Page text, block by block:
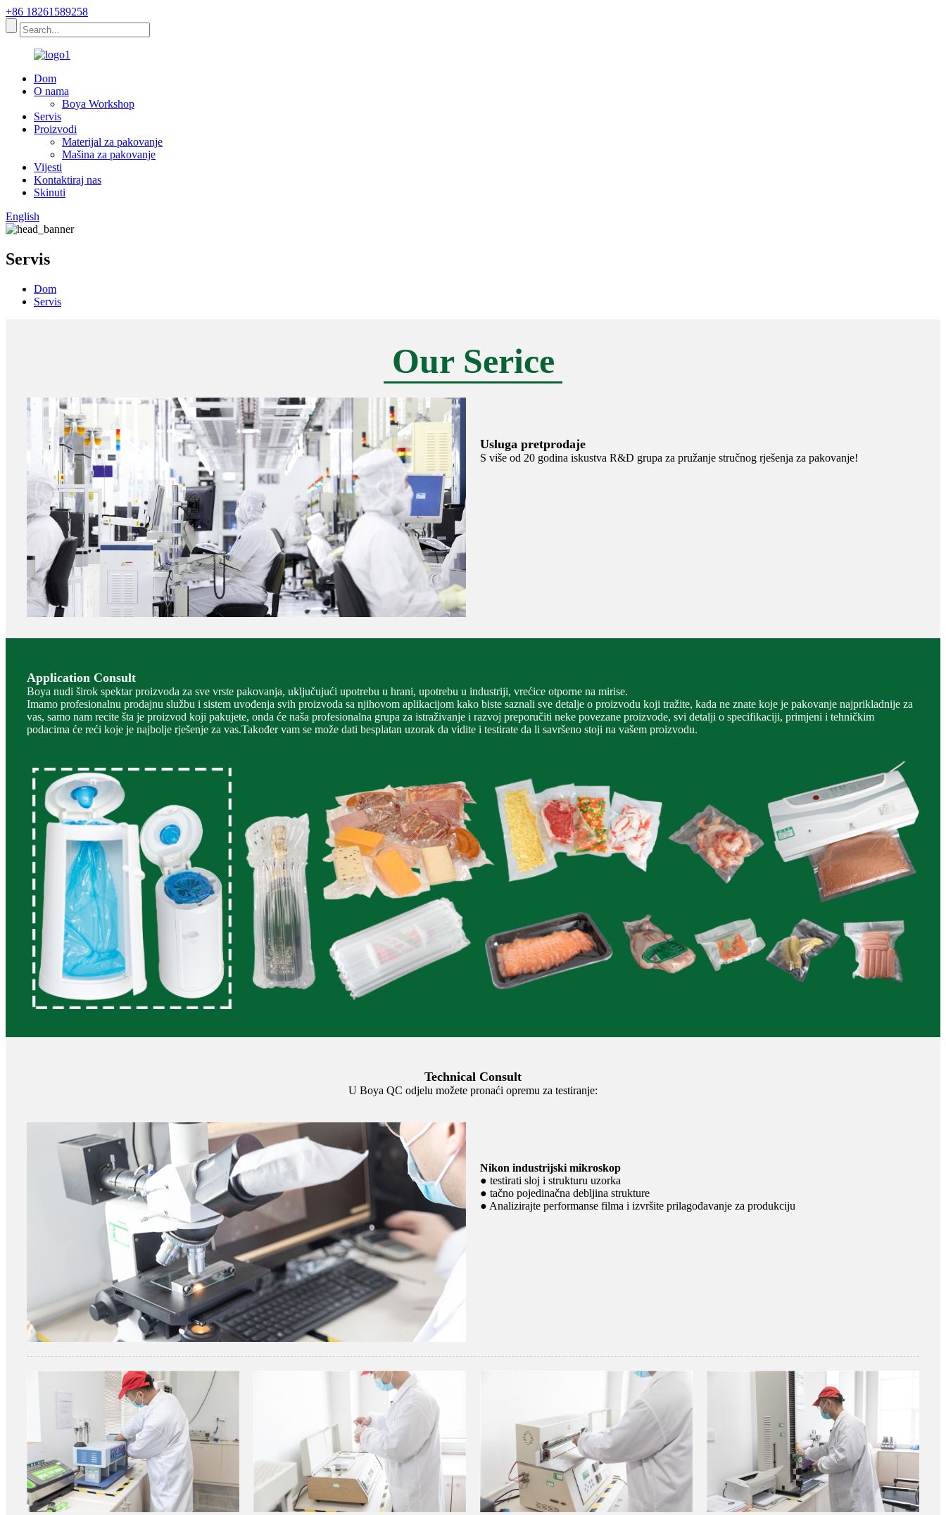
+86 18261589258
Dom
O nama
Boya Workshop
Servis
Proizvodi
Materijal za pakovanje
Mašina za pakovanje
Vijesti
Kontaktiraj nas
Skinuti
English
Servis
Dom
Servis
Our Serice
Usluga pretprodaje
S više od 20 godina iskustva R&D grupa za pružanje stručnog rješenja za pakovanje!
Application Consult
Boya nudi širok spektar proizvoda za sve vrste pakovanja, uključujući upotrebu u hrani, upotrebu u industriji, vrećice otporne na mirise.
Imamo profesionalnu prodajnu službu i sistem uvođenja svih proizvoda sa njihovom aplikacijom kako biste saznali sve detalje o proizvodu koji tražite, kada ne znate koje je pakovanje najprikladnije za
vas, samo nam recite šta je proizvod koji pakujete, onda će naša profesionalna grupa za istraživanje i razvoj preporučiti neke povezane proizvode, svi detalji o specifikaciji, primjeni i tehničkim
podacima će reći koje je najbolje rješenje za vas.Također vam se može dati besplatan uzorak da vidite i testirate da li savršeno stoji na vašem proizvodu.
Technical Consult
U Boya QC odjelu možete pronaći opremu za testiranje:
Nikon industrijski mikroskop
● testirati sloj i strukturu uzorka
● tačno pojedinačna debljina strukture
● Analizirajte performanse filma i izvršite prilagođavanje za produkciju